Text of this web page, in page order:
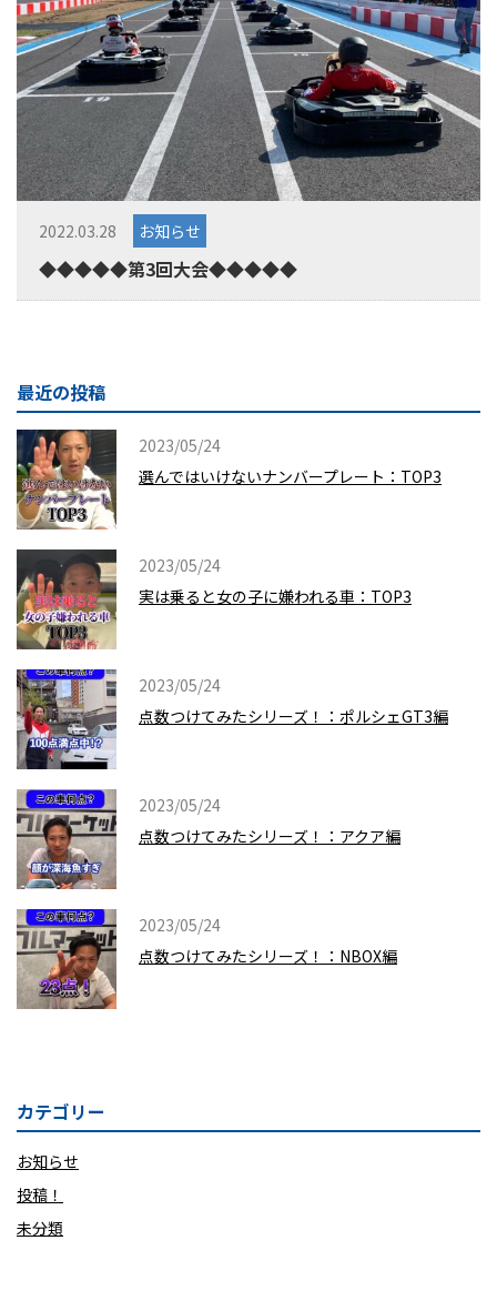
2022.03.28 お知らせ
◆◆◆◆◆第3回大会◆◆◆◆◆
最近の投稿
2023/05/24
選んではいけないナンバープレート：TOP3
2023/05/24
実は乗ると女の子に嫌われる車：TOP3
2023/05/24
点数つけてみたシリーズ！：ポルシェGT3編
2023/05/24
点数つけてみたシリーズ！：アクア編
2023/05/24
点数つけてみたシリーズ！：NBOX編
カテゴリー
お知らせ
投稿！
未分類